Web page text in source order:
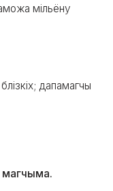
мільёну
дапамагчы
магчыма.